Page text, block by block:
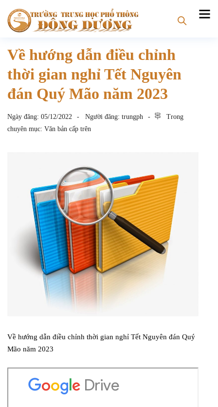
Về hướng dẫn điều chỉnh
thời gian nghỉ Tết Nguyên
đán Quý Mão năm 2023
Ngày đăng: 05/12/2022 Người đăng: trungph
Trong
chuyên mục: Văn bản cấp trên
Về hướng dẫn điều chỉnh thời gian nghỉ Tết Nguyên đán Quý
Mão năm 2023